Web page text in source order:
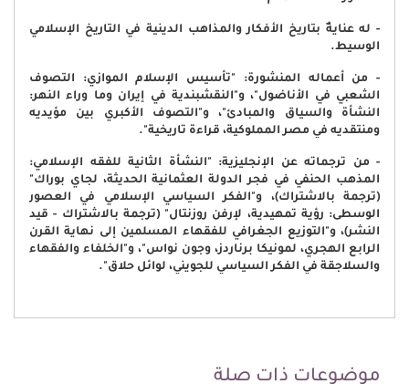
- له عنايةٌ بتاريخ الأفكار والمذاهب الدينية في التاريخ الإسلامي
الوسيط.
- من أعماله المنشورة: "تأسيس الإسلام الموازي: التصوف
الشعبي في الأناضول"، و"النقشبندية في إيران وما وراء النهر:
النشأة والسياق والمبادئ"، و"التصوف الأكبري بين مؤيديه
ومنتقديه في مصر المملوكية، قراءة تاريخية".
- من ترجماته عن الإنجليزية: "النشأة الثانية للفقه الإسلامي:
المذهب الحنفي في فجر الدولة العثمانية الحديثة، لجاي بوراك"
(ترجمة بالاشتراك)، و"الفكر السياسي الإسلامي في العصور
الوسطى: رؤية تمهيدية، لإرفن روزنتال" (ترجمة بالاشتراك - قيد
النشر)، و"التوزيع الجغرافي للفقهاء المسلمين إلى نهاية القرن
الرابع الهجري، لمونيكا برناردز، وجون نواس"، و"الخلفاء والفقهاء
والسلاجقة في الفكر السياسي للجويني، لوائل حلاق".
موضوعات ذات صلة